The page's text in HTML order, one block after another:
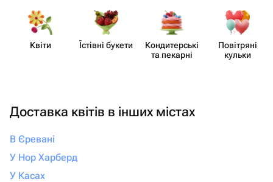
Квіти Їстівні букети
Кондит​ерські
та пекарні
Повітряні
кульки
Доставка квітів в інших містах
В Єревані
У Нор Харберд
У Касах